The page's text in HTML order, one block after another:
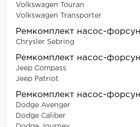
Volkswagen Touran
Volkswagen Transporter
Ремкомплект насос-
Chrysler Sebring
Ремкомплект насос-
Jeep Compass
Jeep Patriot
Ремкомплект насос-
Dodge Avenger
Dodge Caliber